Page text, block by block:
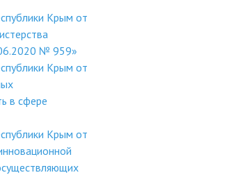
Крым от
№ 959»
Крым от
в сфере
Крым от